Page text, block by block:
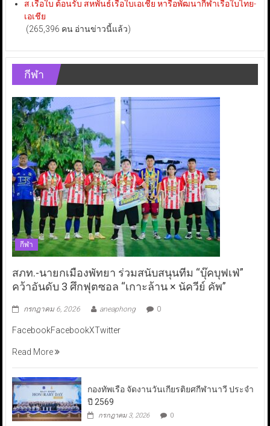
ส.เรือใบ ต้อนรับ สหพันธ์เรือใบเอเชีย หารือพัฒนากีฬาเรือใบไทย-
เอเชีย
(265,396 คน อ่านข่าวนี้แล้ว)
กีฬา
กีฬา
สภท.-นายกเมืองพัทยา ร่วมสนับสนุนทีม “บุ๊คบุฟเฟ่”
คว้าอันดับ 3 ศึกฟุตซอล “เกาะล้าน × นัควีย์ คัพ”
กรกฎาคม 6, 2026 aneaphong 0
FacebookFacebookXTwitter
Read More
กองทัพเรือ จัดงานวันเกียรติยศกีฬานาวี ประจำ
ปี 2569
กรกฎาคม 3, 2026 0